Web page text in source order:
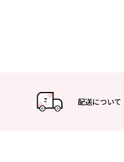
配送について